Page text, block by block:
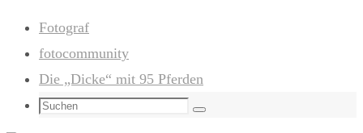
Zum
Inhalt
springen
Fotograf
fotocommunity
Die „Dicke“ mit 95 Pferden
Suchen
Suchen